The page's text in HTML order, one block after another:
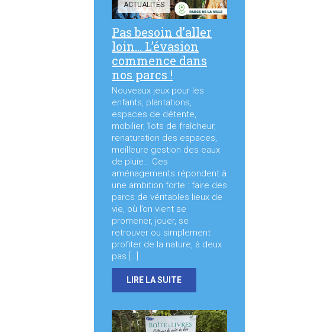
ACTUALITÉS
Pas besoin d’aller
loin… L’évasion
commence dans
nos parcs !
Nouveaux jeux pour les
enfants, plantations,
espaces de détente,
mobilier, îlots de fraîcheur,
renaturation des espaces,
meilleure gestion des eaux
de pluie… Ces
aménagements répondent à
une ambition forte : faire des
parcs de véritables lieux de
vie, où l’on vient se
promener, jouer, se
retrouver ou simplement
profiter de la nature, à deux
pas […]
LIRE LA SUITE